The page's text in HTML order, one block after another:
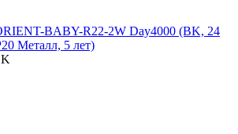
BABY-R22-2W Day4000 (BK, 24
Металл, 5 лет)